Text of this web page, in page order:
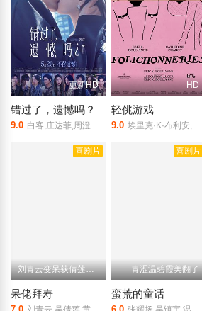
更新HD
错过了，遗憾吗？
9.0 白客,庄达菲,周澄奥,敖子逸,王安宇,赵佳丽
HD
轻佻游戏
9.0 埃里克·K·布利安,凯瑟琳·沙博,艾琳·玛格丽特·卡特,莎拉·舒伊纳德-波里尔,娜塔莉·古帕尔,罗丝-安妮·德里,萨米尔·菲鲁兹,卡罗兰·福彻,艾甜·加罗伊,安布雷·贾布兰,小费约尔·吉恩,尼古拉斯·克里夫,雅克·勒厄勒,伊芙·兰德里,朱莉·勒布勒东,阿加莎·勒杜,西蒙娜·勒杜,索菲·勒图讷尔,弗罗伦斯·布莱恩,安托南·穆索-里瓦尔,埃里克·罗比杜,雷米·圣米歇尔
喜剧片
刘青云变呆获倩莲芳心
呆佬拜寿
喜剧片
青涩温碧霞美翻了
蛮荒的童话